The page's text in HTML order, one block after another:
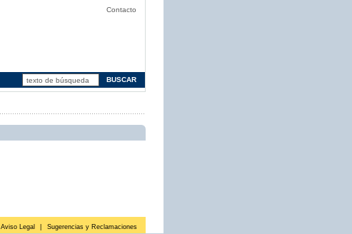
Contacto
Aviso Legal Sugerencias y Reclamaciones